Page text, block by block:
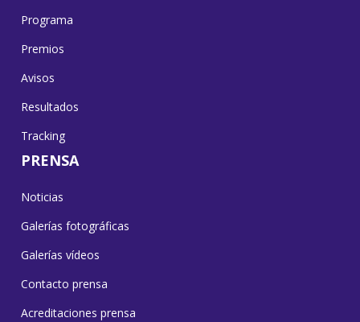
Programa
Premios
Avisos
Resultados
Tracking
PRENSA
Noticias
Galerías fotográficas
Galerías vídeos
Contacto prensa
Acreditaciones prensa